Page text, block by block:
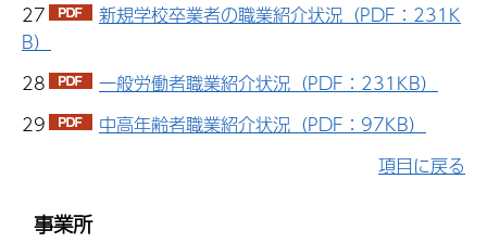
27
新規学校卒業者の職業紹介状況（PDF：231K
B）
28
一般労働者職業紹介状況（PDF：231KB）
29
中高年齢者職業紹介状況（PDF：97KB）
項目に戻る
事業所